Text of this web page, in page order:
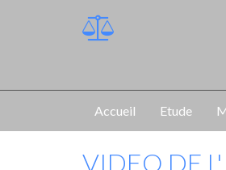
Accueil Etude
VIDEO DE